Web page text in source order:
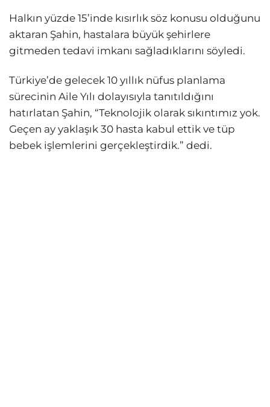
Halkın yüzde 15’inde kısırlık söz konusu olduğunu
aktaran Şahin, hastalara büyük şehirlere
gitmeden tedavi imkanı sağladıklarını söyledi.
Türkiye’de gelecek 10 yıllık nüfus planlama
sürecinin Aile Yılı dolayısıyla tanıtıldığını
hatırlatan Şahin, “Teknolojik olarak sıkıntımız yok.
Geçen ay yaklaşık 30 hasta kabul ettik ve tüp
bebek işlemlerini gerçekleştirdik.” dedi.